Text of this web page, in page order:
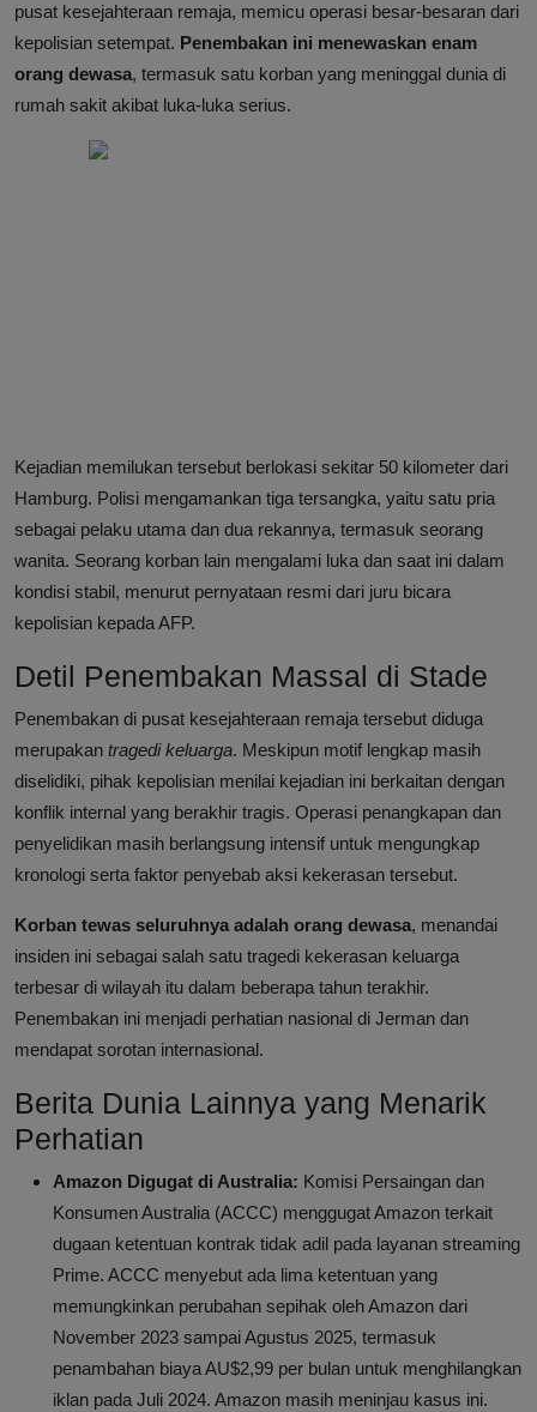
pusat kesejahteraan remaja, memicu operasi besar-besaran dari
kepolisian setempat. Penembakan ini menewaskan enam
orang dewasa, termasuk satu korban yang meninggal dunia di
rumah sakit akibat luka-luka serius.
Kejadian memilukan tersebut berlokasi sekitar 50 kilometer dari
Hamburg. Polisi mengamankan tiga tersangka, yaitu satu pria
sebagai pelaku utama dan dua rekannya, termasuk seorang
wanita. Seorang korban lain mengalami luka dan saat ini dalam
kondisi stabil, menurut pernyataan resmi dari juru bicara
kepolisian kepada AFP.
Detil Penembakan Massal di Stade
Penembakan di pusat kesejahteraan remaja tersebut diduga
merupakan tragedi keluarga. Meskipun motif lengkap masih
diselidiki, pihak kepolisian menilai kejadian ini berkaitan dengan
konflik internal yang berakhir tragis. Operasi penangkapan dan
penyelidikan masih berlangsung intensif untuk mengungkap
kronologi serta faktor penyebab aksi kekerasan tersebut.
Korban tewas seluruhnya adalah orang dewasa, menandai
insiden ini sebagai salah satu tragedi kekerasan keluarga
terbesar di wilayah itu dalam beberapa tahun terakhir.
Penembakan ini menjadi perhatian nasional di Jerman dan
mendapat sorotan internasional.
Berita Dunia Lainnya yang Menarik
Perhatian
Amazon Digugat di Australia: Komisi Persaingan dan
Konsumen Australia (ACCC) menggugat Amazon terkait
dugaan ketentuan kontrak tidak adil pada layanan streaming
Prime. ACCC menyebut ada lima ketentuan yang
memungkinkan perubahan sepihak oleh Amazon dari
November 2023 sampai Agustus 2025, termasuk
penambahan biaya AU$2,99 per bulan untuk menghilangkan
iklan pada Juli 2024. Amazon masih meninjau kasus ini.